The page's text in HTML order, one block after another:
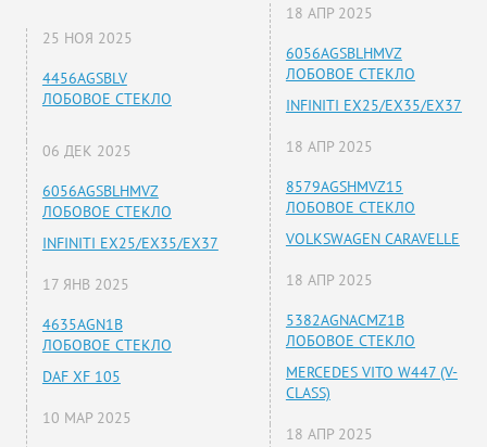
25 НОЯ 2025
4456AGSBLV
ЛОБОВОЕ СТЕКЛО
06 ДЕК 2025
6056AGSBLHMVZ
ЛОБОВОЕ СТЕКЛО
INFINITI EX25/EX35/EX37
17 ЯНВ 2025
4635AGN1B
ЛОБОВОЕ СТЕКЛО
DAF XF 105
10 МАР 2025
18 АПР 2025
6056AGSBLHMVZ
ЛОБОВОЕ СТЕКЛО
INFINITI EX25/EX35/EX37
18 АПР 2025
8579AGSHMVZ15
ЛОБОВОЕ СТЕКЛО
VOLKSWAGEN CARAVELLE
18 АПР 2025
5382AGNACMZ1B
ЛОБОВОЕ СТЕКЛО
MERCEDES VITO W447 (V-
CLASS)
18 АПР 2025